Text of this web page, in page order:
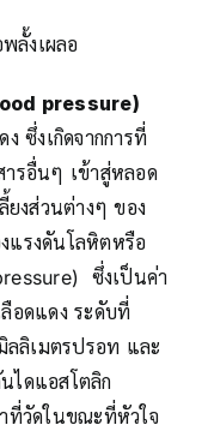
ลั้งเผลอ
pressure)
ซึ่งเกิดจากการที่
รอื่นๆ เข้าสู่หลอด
ยงส่วนต่างๆ ของ
แรงดันโลหิตหรือ
ซึ่งเป็นค่า
อดแดง ระดับที่
ลลิเมตรปรอท และ
ไดแอสโตลิก
วัดในขณะที่หัวใจ